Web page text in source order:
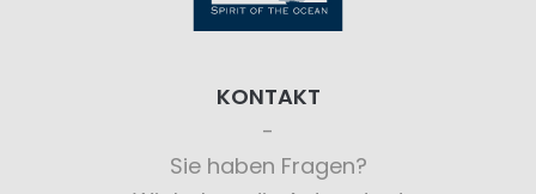
KONTAKT
Sie haben Fragen?